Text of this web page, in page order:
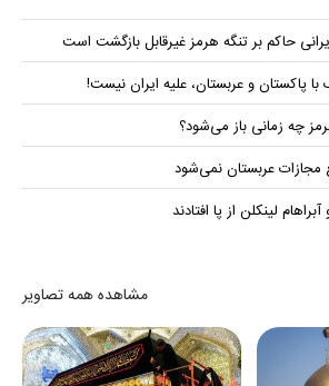
حاکم بر تنگه هرمز غیرقابل بازگشت است
با پاکستان و عربستان، علیه ایران نیست!
چه زمانی باز می‌شود؟
مجازات عربستان نمی‌شود
مشاهده همه تصاویر